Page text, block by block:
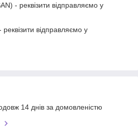
- реквізити відправляємо у
відправляємо у
14 днів за домовленістю